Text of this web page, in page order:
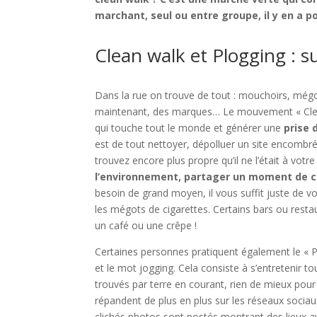
marchant, seul ou entre groupe, il y en a
Clean walk et Plogging :
Dans la rue on trouve de tout : mouchoirs,
maintenant, des marques… Le mouvement «
qui touche tout le monde et générer une prise
est de tout nettoyer, dépolluer un site
trouvez encore plus propre qu’il ne l’était à
l’environnement, partager un moment
besoin de grand moyen, il vous suffit juste de
les mégots de cigarettes. Certains bars ou
un café ou une crêpe !
Certaines personnes pratiquent également le «
et le mot jogging. Cela consiste à s’entretenir
trouvés par terre en courant, rien de mieux
répandent de plus en plus sur les réseaux